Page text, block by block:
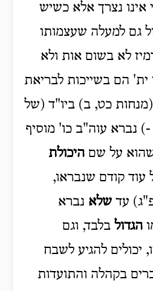
אינו נצרך אלא כשיש
גם למעלה שעצמותו
לא בשום אות ולא
ית' הם בשייכות לבריאת
כט, ב) ביו"ד (של
נברא עוה"ב כו' מוסיף
על שם היכולת
עוד קודם שנבראו,
עד שלא נברא
הגדול בלבד, וגם
יכולים להגיע לשבח
בקהלה והתועדות